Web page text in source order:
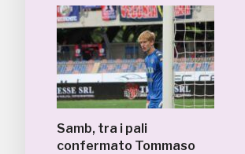
Samb, tra i pali
confermato Tommaso